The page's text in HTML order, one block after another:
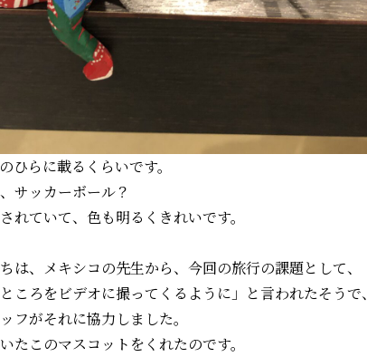
ひらに載るくらいです。
サッカーボール？
れていて、色も明るくきれいです。
は、メキシコの先生から、今回の旅行の課題として、
ころをビデオに撮ってくるように」と言われたそうで、
がそれに協力しました。
たこのマスコットをくれたのです。